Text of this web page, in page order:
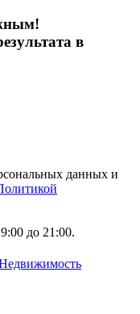
в
данных и
до 21:00.